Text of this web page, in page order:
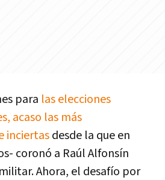
para las elecciones
acaso las más
inciertasdesde la que en
coronó a Raúl Alfonsín
Ahora, el desafío por